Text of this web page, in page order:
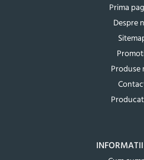
Prima
Despre
Produse